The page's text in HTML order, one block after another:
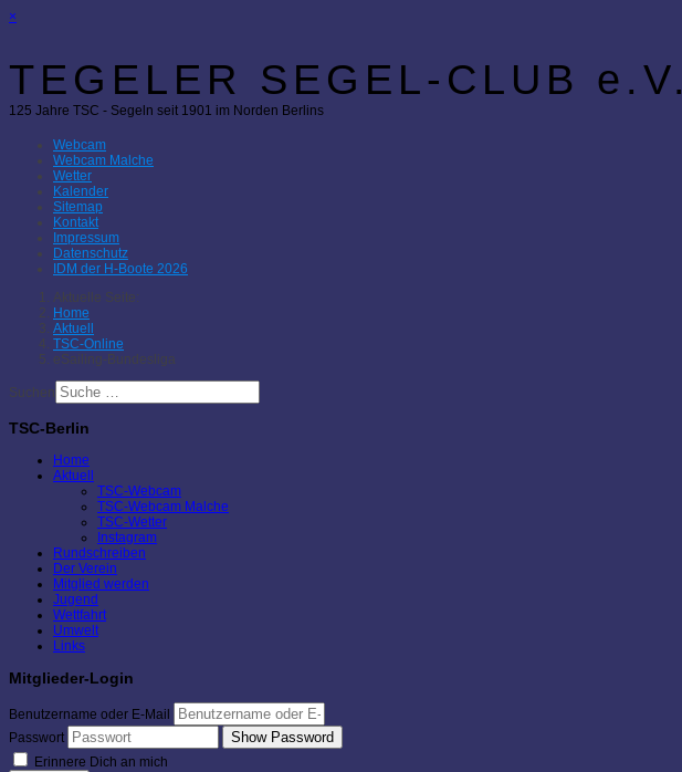
×
TEGELER SEGEL-CLUB e.V.
125 Jahre TSC - Segeln seit 1901 im Norden Berlins
Webcam
Webcam Malche
Wetter
Kalender
Sitemap
Kontakt
Impressum
Datenschutz
IDM der H-Boote 2026
Aktuelle Seite:
Home
Aktuell
TSC-Online
eSailing-Bundesliga
Suchen
TSC-Berlin
Home
Aktuell
TSC-Webcam
TSC-Webcam Malche
TSC-Wetter
Instagram
Rundschreiben
Der Verein
Mitglied werden
Jugend
Wettfahrt
Umwelt
Links
Mitglieder-Login
Benutzername oder E-Mail
Passwort
Show Password
Erinnere Dich an mich